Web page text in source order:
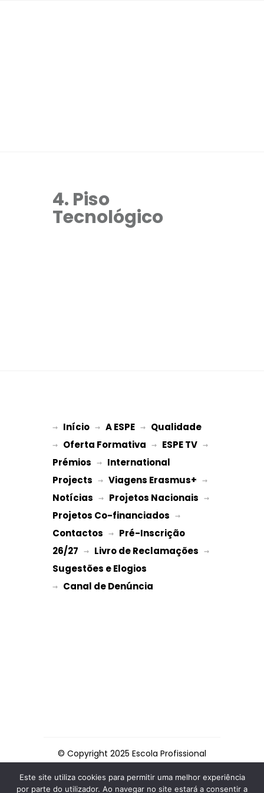
4. Piso
Tecnológico
→ Início → A ESPE → Qualidade
→ Oferta Formativa → ESPE TV
Prémios → International
Projects → Viagens Erasmus+
Notícias → Projetos Nacionais
Projetos Co-financiados
Contactos → Pré-Inscrição
26/27 → Livro de Reclamações
Sugestões e Elogios
→
© Copyright 2025 Escola Profissional
Este site utiliza cookies para permitir uma melhor experiência
por parte do utilizador. Ao navegar no site estará a consentir a